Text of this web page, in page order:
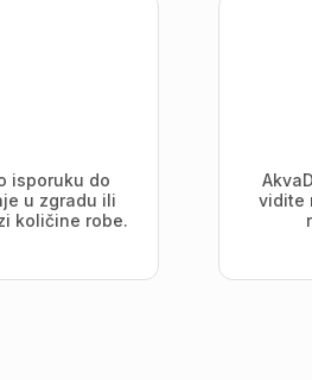
isporuku do
u zgradu ili
količine robe.
vidite